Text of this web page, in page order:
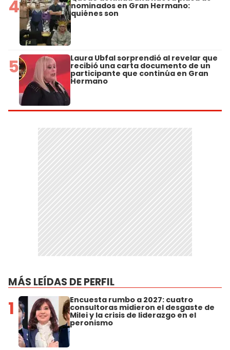
4 nominados en Gran Hermano:
quiénes son
5 Laura Ubfal sorprendió al revelar que
recibió una carta documento de un
participante que continúa en Gran
Hermano
MÁS LEÍDAS DE PERFIL
1 Encuesta rumbo a 2027: cuatro
consultoras midieron el desgaste de
Milei y la crisis de liderazgo en el
peronismo